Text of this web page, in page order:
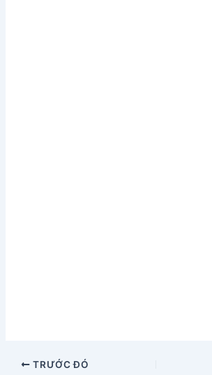
TRƯỚC ĐÓ